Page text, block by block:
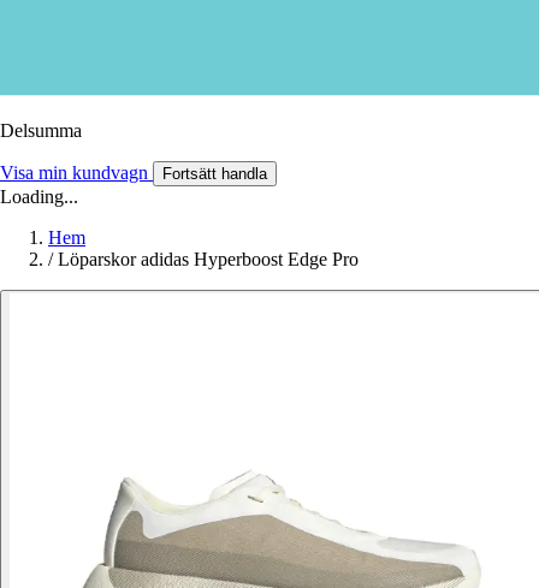
Delsumma
Visa min kundvagn Fortsätt handla
Loading...
Hem
/ Löparskor adidas Hyperboost Edge Pro